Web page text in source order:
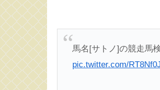
馬名[サトノ]の競走馬
pic.twitter.com/